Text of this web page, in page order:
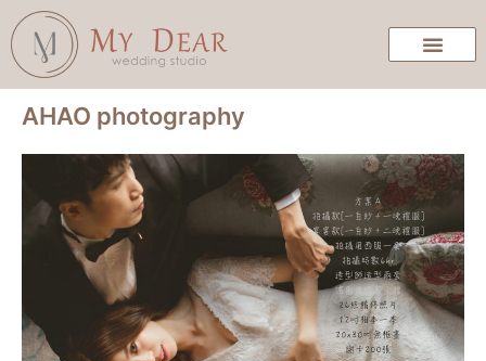
AHAO photography